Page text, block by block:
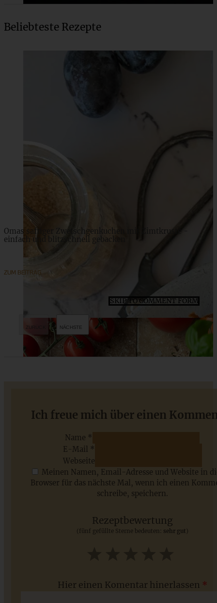
Kirsch-Tiramisu mit Cantuccini
Winterliche Bratapfeltorte mit Schmandtopping
Beliebteste Rezepte
Omas saftiger Zwetschgenkuchen mit Zimtkruste -
einfach und blitzschnell gebacken
ZUM BEITRAG
Saisonale Rezepte im Juli - meine 7 sommerlichen
SKIP TO COMMENT FORM
Ich freue mich über einen
Name *
E-Mail *
Webseite
Meinen Namen, Email-Adresse und Website in
Browser für das nächste Mal, wenn ich einen
schreibe, speichern.
Rezeptbewertung
(fünf gefüllte Sterne bedeuten: sehr gut )
Hier einen Komentar hinerlassen *